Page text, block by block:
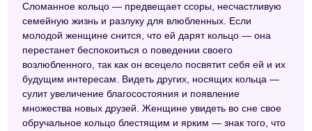
Сломанное кольцо — предвещает ссоры, несчастливую
семейную жизнь и разлуку для влюбленных. Если
молодой женщине снится, что ей дарят кольцо — она
перестанет беспокоиться о поведении своего
возлюбленного, так как он всецело посвятит себя ей и их
будущим интересам. Видеть других, носящих кольца —
сулит увеличение благосостояния и появление
множества новых друзей. Женщине увидеть во сне свое
обручальное кольцо блестящим и ярким — знак того, что